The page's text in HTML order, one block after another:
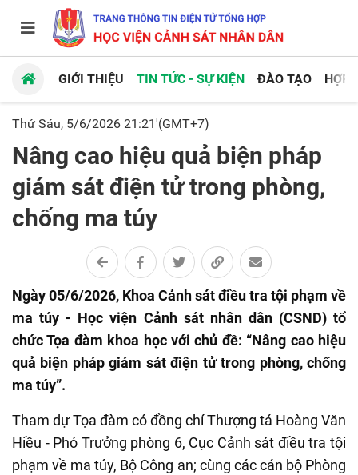
GIỚI THIỆU TIN TỨC - SỰ KIỆN ĐÀO TẠO HỢP
Thứ Sáu, 5/6/2026 21:21'(GMT+7)
Nâng cao hiệu quả biện pháp
giám sát điện tử trong phòng,
chống ma túy
Ngày 05/6/2026, Khoa Cảnh sát điều tra tội phạm về
ma túy - Học viện Cảnh sát nhân dân (CSND) tổ
chức Tọa đàm khoa học với chủ đề: “Nâng cao hiệu
quả biện pháp giám sát điện tử trong phòng, chống
ma túy”.
Tham dự Tọa đàm có đồng chí Thượng tá Hoàng Văn
Hiều - Phó Trưởng phòng 6, Cục Cảnh sát điều tra tội
phạm về ma túy, Bộ Công an; cùng các cán bộ Phòng